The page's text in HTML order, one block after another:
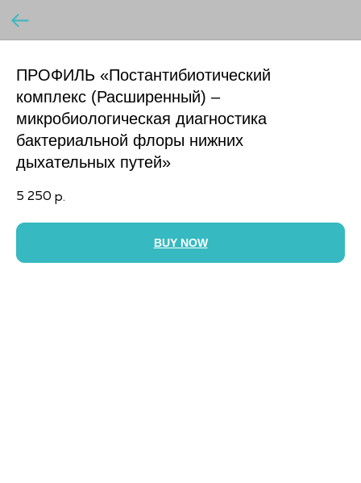
ПРОФИЛЬ «Постантибиотический
комплекс (Расширенный) –
микробиологическая диагностика
бактериальной флоры нижних
дыхательных путей»
5 250 р.
BUY NOW